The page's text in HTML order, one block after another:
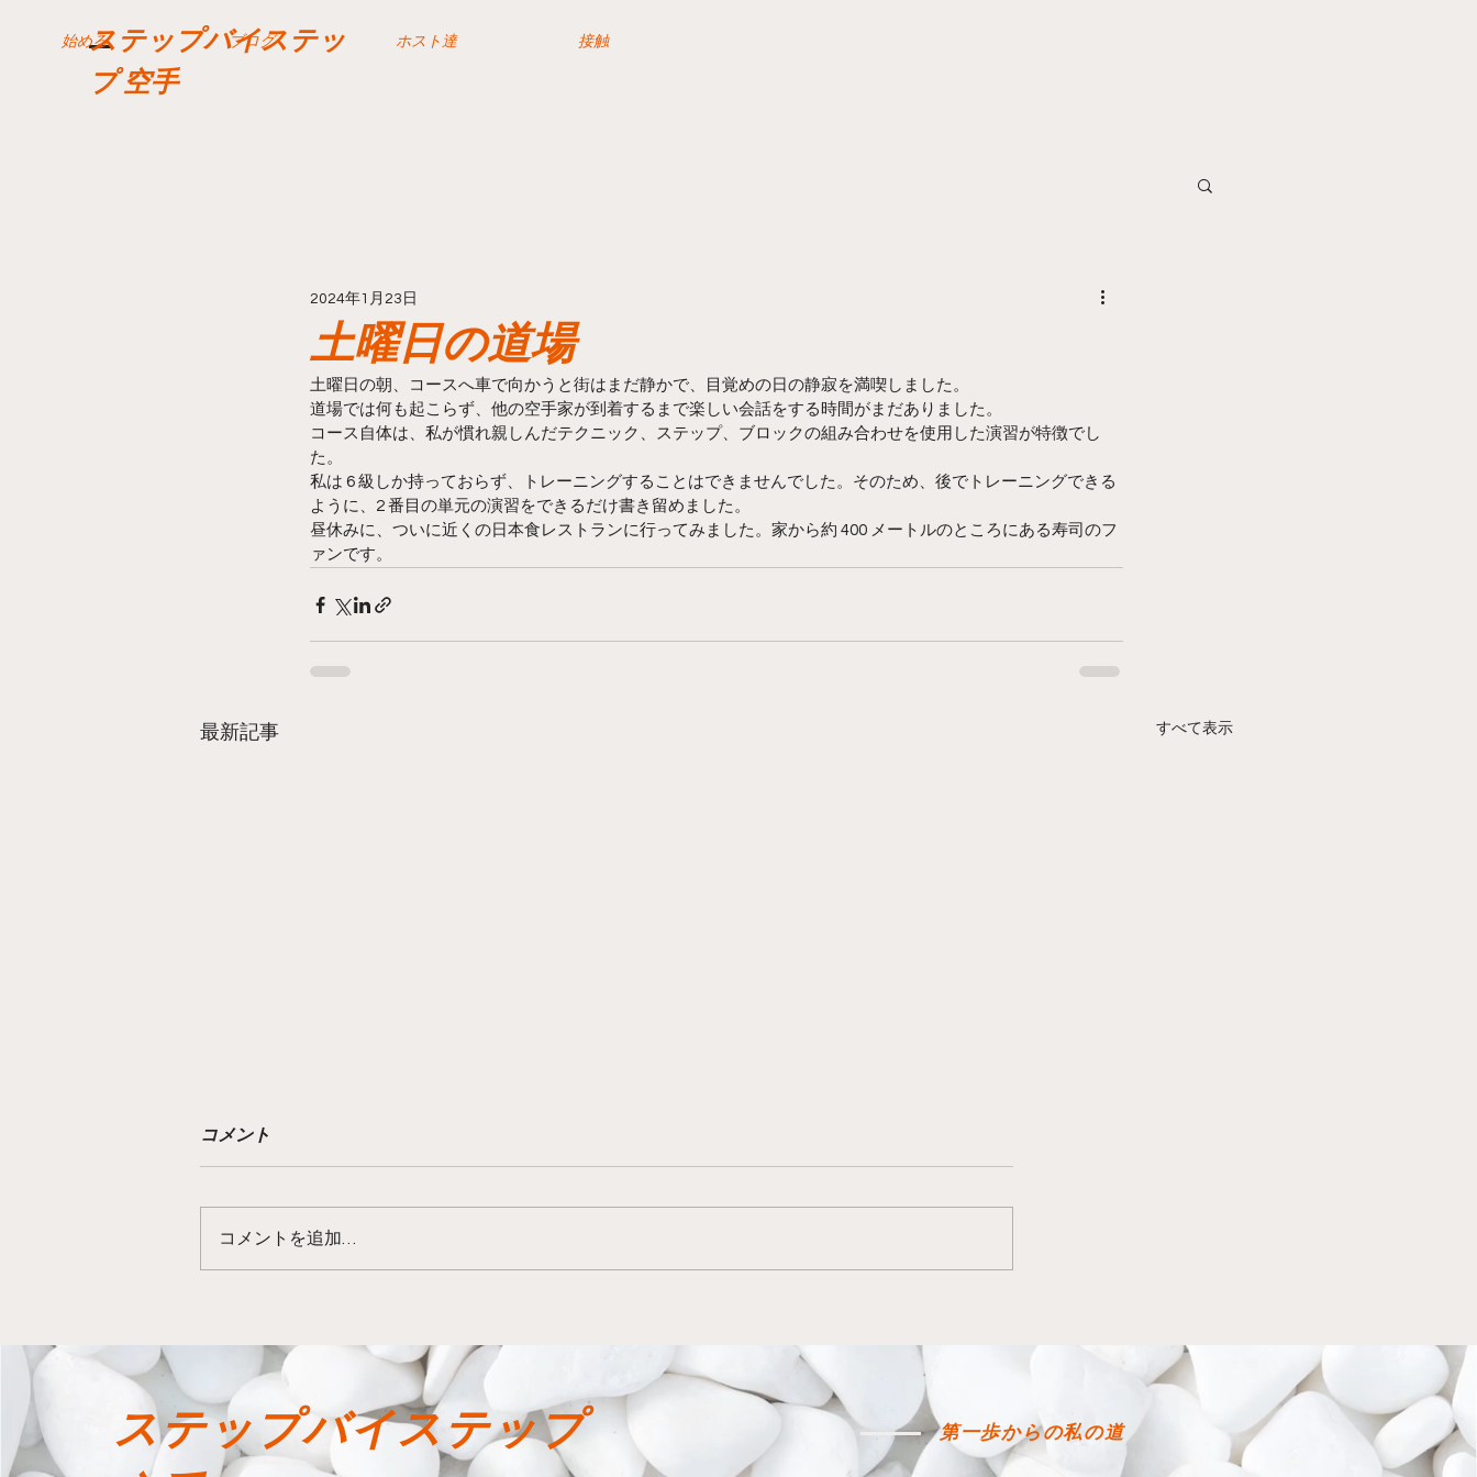
ステップバイステッ
プ 空手
始める ブログ ホスト達 接触
土曜日の道場
2024年1月23日
土曜日の朝、コースへ車で向かうと街はまだ静かで、目覚めの日の静寂を満喫しました。
道場では何も起こらず、他の空手家が到着するまで楽しい会話をする時間がまだありました。
コース自体は、私が慣れ親しんだテクニック、ステップ、ブロックの組み合わせを使用した演習が特徴でし
た。
私は 6 級しか持っておらず、トレーニングすることはできませんでした。そのため、後でトレーニングできる
ように、2 番目の単元の演習をできるだけ書き留めました。
昼休みに、ついに近くの日本食レストランに行ってみました。家から約 400 メートルのところにある寿司のフ
ァンです。
最新記事 すべて表示
目を閉じて、それに向かって
進んでください
夏休み前の週末には、他の協会の
参加者と一緒にトレーニングする
のかを何とか理解しようと努めま
したが、すぐに何もわからなくな
りました。私たちは最善を尽く
し、可能...
ションには白いパンツと白い T シ
ニングするのはどんな感じか、特
に後ろのベンチに座って待って
い...
コメント
コメントを追加…
ステップバイステップ
第一歩からの私の道